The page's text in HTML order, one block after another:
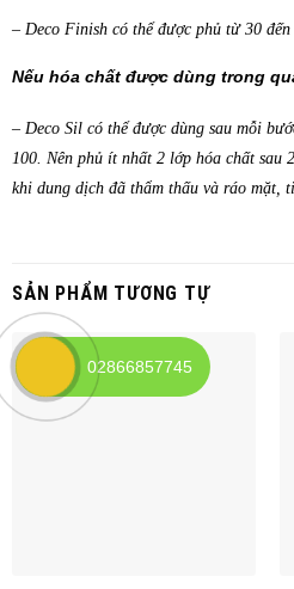
– Deco Finish có thể được phủ từ 30
Nếu hóa chất được dùng trong
– Deco Sil có thể được dùng sau mỗi
100. Nên phủ ít nhất 2 lớp hóa chất sau
khi dung dịch đã thẩm thấu và ráo mặt,
SẢN PHẨM TƯƠNG TỰ
02866857745